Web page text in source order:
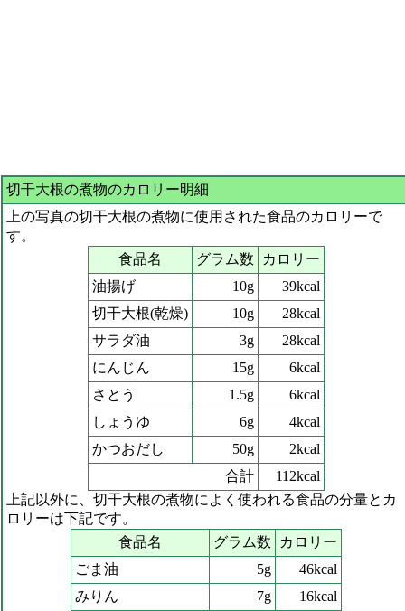
切干大根の煮物のカロリー明細
上の写真の切干大根の煮物に使用された食品のカロリーで
す。
食品名
グラム数
カロリー
油揚げ
10g
39kcal
切干大根(乾燥)
10g
28kcal
サラダ油
3g
28kcal
にんじん
15g
6kcal
さとう
1.5g
6kcal
しょうゆ
6g
4kcal
かつおだし
50g
2kcal
合計
112kcal
上記以外に、切干大根の煮物によく使われる食品の分量とカ
ロリーは下記です。
食品名
グラム数
カロリー
ごま油
5g
46kcal
みりん
7g
16kcal